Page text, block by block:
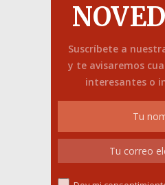
Suscríbete a
y te avisaremos
interesantes o